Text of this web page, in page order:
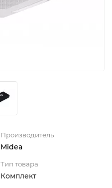
Производитель
Midea
Тип товара
Комплект